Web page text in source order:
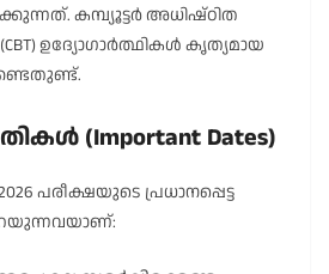
കമ്പ്യൂട്ടർ അധിഷ്ഠിത
ഉദ്യോഗാർത്ഥികൾ കൃത്യമായ
(Important Dates)
പരീക്ഷയുടെ പ്രധാനപ്പെട്ട